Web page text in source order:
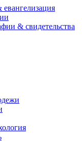
& свидетельства